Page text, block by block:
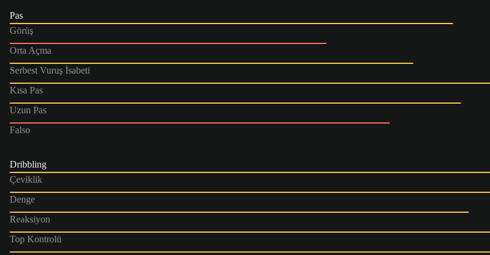
Pas
Görüş
Orta Açma
Serbest Vuruş İsabeti
Kısa Pas
Uzun Pas
Falso
Dribbling
Çeviklik
Denge
Reaksiyon
Top Kontrolü